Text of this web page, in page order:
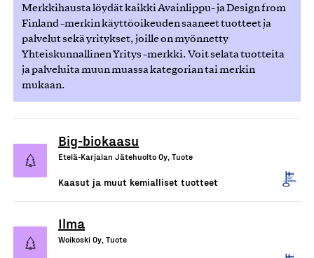
Merkkihausta löydät kaikki Avainlippu- ja Design from
Finland -merkin käyttöoikeuden saaneet tuotteet ja
palvelut sekä yritykset, joille on myönnetty
Yhteiskunnallinen Yritys -merkki. Voit selata tuotteita
ja palveluita muun muassa kategorian tai merkin
mukaan.
Big-biokaasu
Etelä-Karjalan Jätehuolto Oy, Tuote
Kaasut ja muut kemialliset tuotteet
Ilma
Woikoski Oy, Tuote